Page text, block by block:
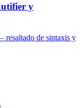
y
resaltado de sintaxis y